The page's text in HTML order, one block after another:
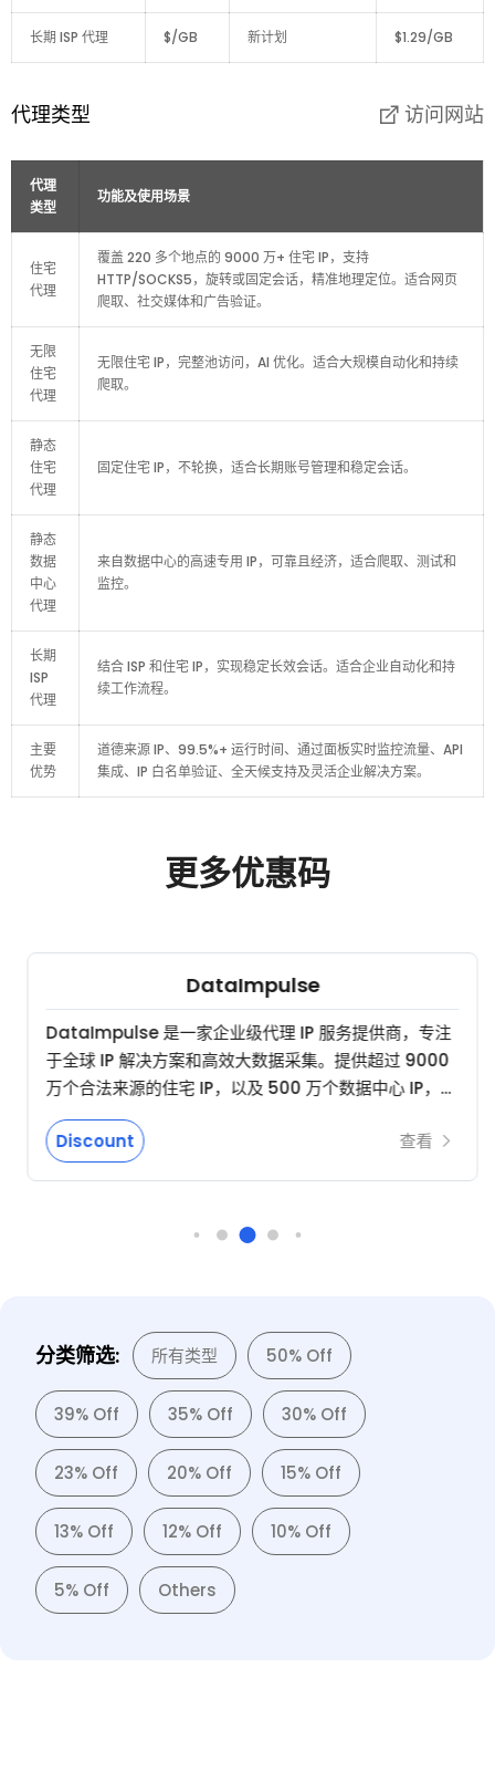
长期 ISP 代理 $/GB 新计划 $1.29/GB
代理类型 访问网站
代理
类型
功能及使用场景
住宅
代理
覆盖 220 多个地点的 9000 万+ 住宅 IP，支持
HTTP/SOCKS5，旋转或固定会话，精准地理定位。适合网页
爬取、社交媒体和广告验证。
无限
住宅
代理
无限住宅 IP，完整池访问，AI 优化。适合大规模自动化和持续
爬取。
静态
住宅
代理
固定住宅 IP，不轮换，适合长期账号管理和稳定会话。
静态
数据
中心
代理
来自数据中心的高速专用 IP，可靠且经济，适合爬取、测试和
监控。
长期
ISP
代理
结合 ISP 和住宅 IP，实现稳定长效会话。适合企业自动化和持
续工作流程。
主要
优势
道德来源 IP、99.5%+ 运行时间、通过面板实时监控流量、API
集成、IP 白名单验证、全天候支持及灵活企业解决方案。
更多优惠码
DataImpulse
DataImpulse 是一家企业级代理 IP 服务提供商，专注
于全球 IP 解决方案和高效大数据采集。提供超过 9000
万个合法来源的住宅 IP，以及 500 万个数据中心 IP，覆
盖 195 个国家和地区，网络稳定性达 99.9%。核心产品
包括住宅代理、数据中心代理和移动代理——均采用按量
Discount 查看
分类筛选: 所有类型 50% Off
39% Off 35% Off 30% Off
23% Off 20% Off 15% Off
13% Off 12% Off 10% Off
5% Off Others